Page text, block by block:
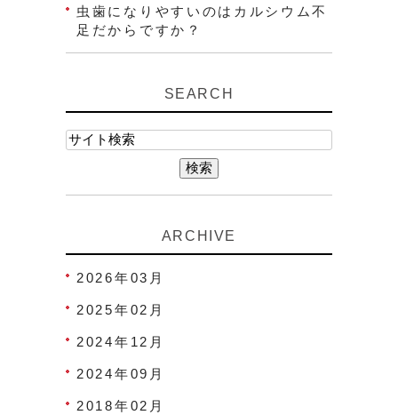
虫歯になりやすいのはカルシウム不
足だからですか？
SEARCH
ARCHIVE
2026年03月
2025年02月
2024年12月
2024年09月
2018年02月